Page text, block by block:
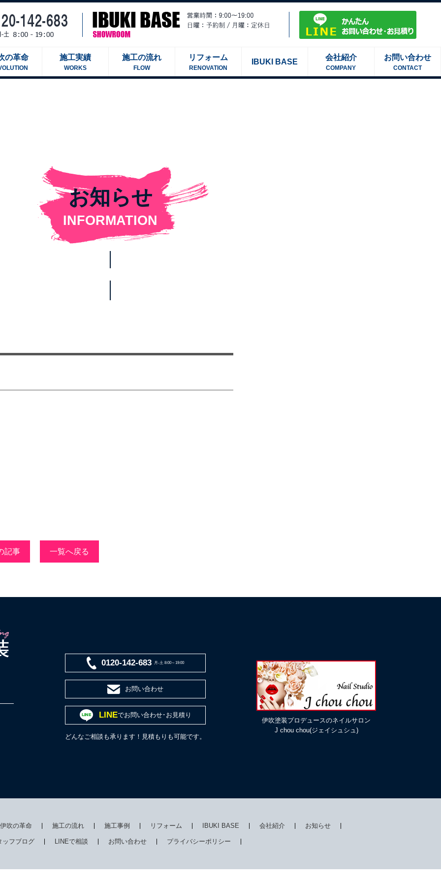
の革命 施工実績
WORKS
施工の流れ
FLOW
リフォーム
RENOVATION
IBUKI BASE
会社紹介
COMPANY
お問い合わせ
CONTACT
お知らせ
INFORMATION
記事 一覧へ戻る
0120-142-683 月-土 8:00～19:00
お問い合わせ
LINEでお問い合わせ･お見積り
どんなご相談も承ります！見積もりも可能です。
伊吹塗装プロデュースのネイルサロン
J chou chou(ジェイシュシュ)
伊吹の革命 施工の流れ 施工事例 リフォーム IBUKI BASE 会社紹介 お知らせ
ッフブログ LINEで相談 お問い合わせ プライバシーポリシー